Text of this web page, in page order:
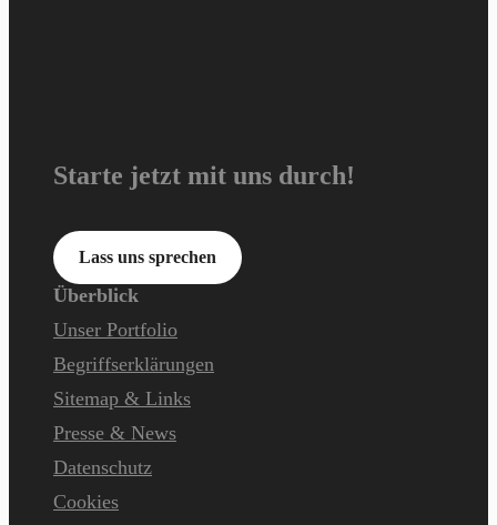
Starte jetzt mit uns durch!
Lass uns sprechen
Überblick
Unser Portfolio
Begriffserklärungen
Sitemap & Links
Presse & News
Datenschutz
Cookies